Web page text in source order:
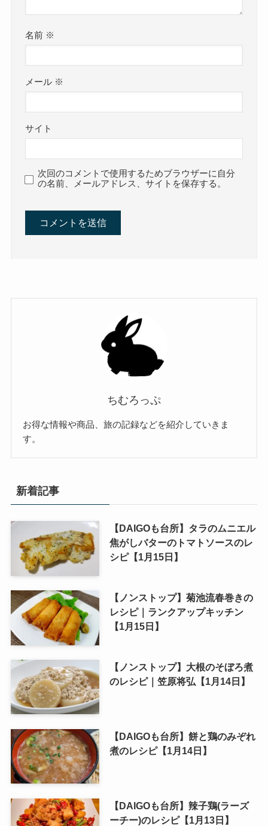
名前 ※
メール ※
サイト
次回のコメントで使用するためブラウザーに自分
の名前、メールアドレス、サイトを保存する。
ちむろっぷ
お得な情報や商品、旅の記録などを紹介していきま
す。
新着記事
【DAIGOも台所】タラのムニエル
焦がしバターのトマトソースのレ
シピ【1月15日】
【ノンストップ】菊池流春巻きの
レシピ｜ランクアップキッチン
【1月15日】
【ノンストップ】大根のそぼろ煮
のレシピ｜笠原将弘【1月14日】
【DAIGOも台所】餅と鶏のみぞれ
煮のレシピ【1月14日】
【DAIGOも台所】辣子鶏(ラーズ
ーチー)のレシピ【1月13日】